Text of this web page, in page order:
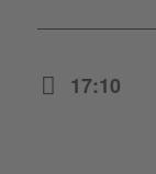
17:10